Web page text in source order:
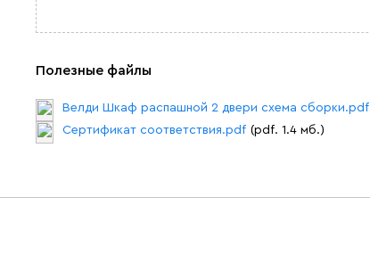
Полезные файлы
Велди Шкаф распашной 2 двери схема сборки.pdf
Сертификат соответствия.pdf (pdf. 1.4 мб.)